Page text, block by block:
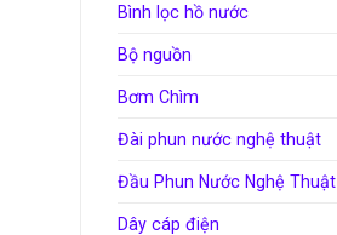
Bình lọc hồ nước
Bộ nguồn
Bơm Chìm
Đài phun nước nghệ thuật
Đầu Phun Nước Nghệ Thuật
Dây cáp điện